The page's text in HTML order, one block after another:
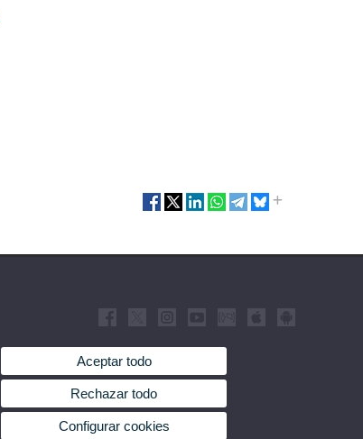
Aceptar todo
Rechazar todo
Configurar cookies